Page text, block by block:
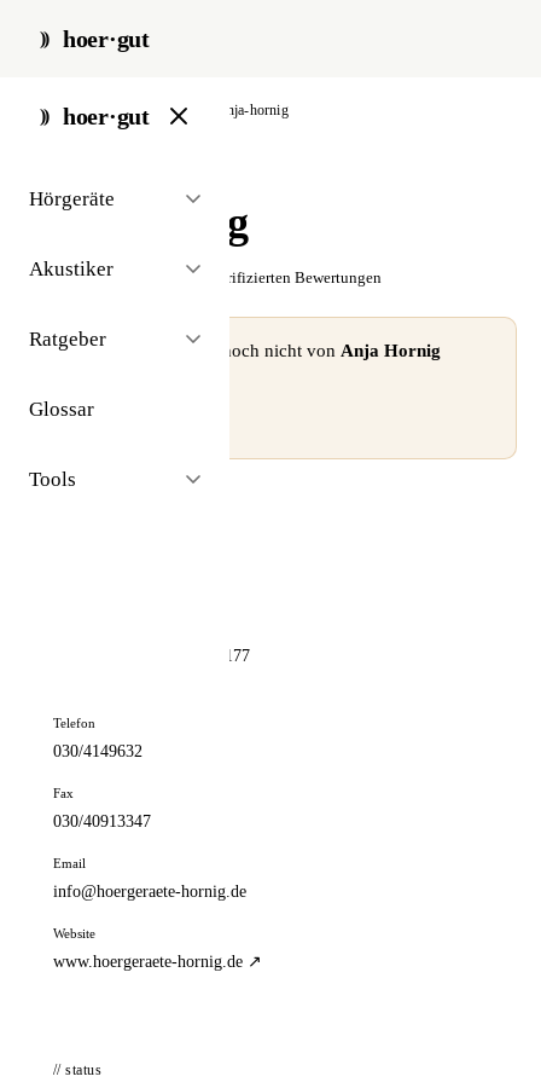
hoer·gut
hoer·gut
Hörgeräte
Akustiker
Ratgeber
Glossar
Tools
start / akustiker / berlin anja-hornig
Anja Hornig
☆☆☆☆☆ Noch keine verifizierten Bewertungen
⚠ Dieses Profil wurde noch nicht von Anja Hornig
Profil beanspruchen →
Waidmannsluster Damm 177
Telefon
030/4149632
Fax
030/40913347
Email
info@hoergeraete-hornig.de
Website
www.hoergeraete-hornig.de ↗
// status